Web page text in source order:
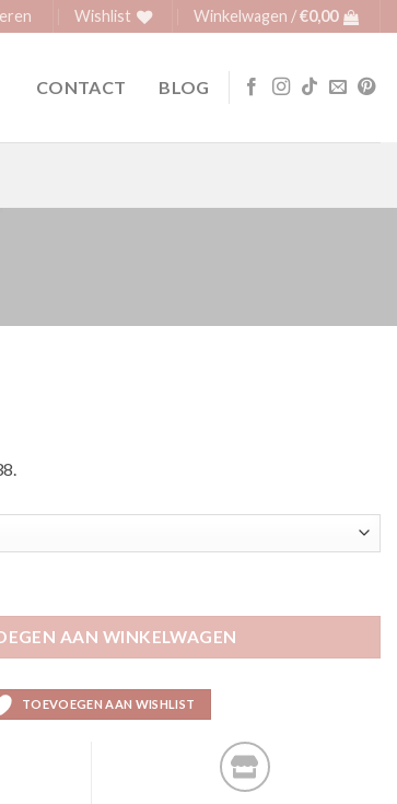
Wishlist Winkelwagen /€0,00
CONTACT BLOG
AAN WINKELWAGEN
TOEVOEGEN AAN WISHLIST